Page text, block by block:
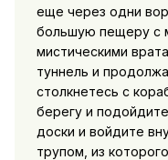
еще через одни
большую пещеру с
мистическими
туннель и
столкнетесь с
берегу и
доски и войдите
трупом, из